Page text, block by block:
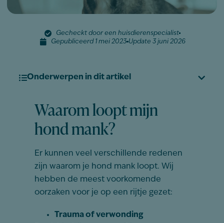
Gecheckt door een huisdierenspecialist
Gepubliceerd 1 mei 2023 Update 3 juni 2026
Onderwerpen in dit artikel
Waarom loopt mijn
hond mank?
Er kunnen veel verschillende redenen
zijn waarom je hond mank loopt. Wij
hebben de meest voorkomende
oorzaken voor je op een rijtje gezet:
Trauma of verwonding